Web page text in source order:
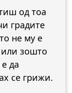
од тоа
градите
не му е
или зошто
да
се грижи.